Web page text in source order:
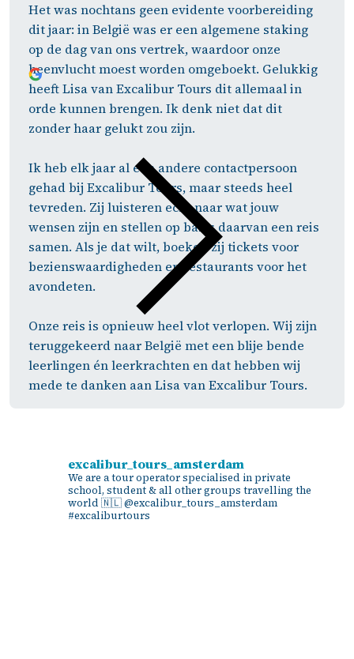
Het was nochtans geen evidente voorbereiding
dit jaar: in België was er een algemene staking
op de dag van ons vertrek, waardoor onze
heenvlucht moest worden omgeboekt. Gelukkig
heeft Lisa van Excalibur Tours dit allemaal in
orde kunnen brengen. Ik denk niet dat dit
zonder haar gelukt zou zijn.
Ik heb elk jaar al een andere contactpersoon
gehad bij Excalibur Tours, maar steeds heel
tevreden. Zij luisteren echt naar wat jouw
wensen zijn en stellen op basis daarvan een reis
samen. Als je dat wilt, boeken zij tickets voor
bezienswaardigheden en restaurants voor het
avondeten.
Onze reis is opnieuw heel vlot verlopen. Wij zijn
teruggekeerd naar België met een blije bende
leerlingen én leerkrachten en dat hebben wij
mede te danken aan Lisa van Excalibur Tours.
excalibur_tours_amsterdam
We are a tour operator specialised in private
school, student & all other groups travelling the
world 🇳🇱@excalibur_tours_amsterdam
#excaliburtours